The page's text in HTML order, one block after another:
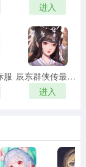
进入
服
辰东群侠传最新版
进入